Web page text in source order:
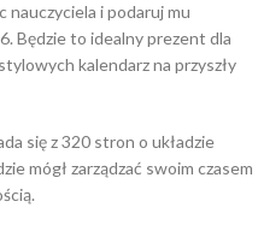
i podaruj mu
Będzie to idealny prezent dla
kalendarz na przyszły
się z 320 stron o układzie
mógł zarządzać swoim czasem